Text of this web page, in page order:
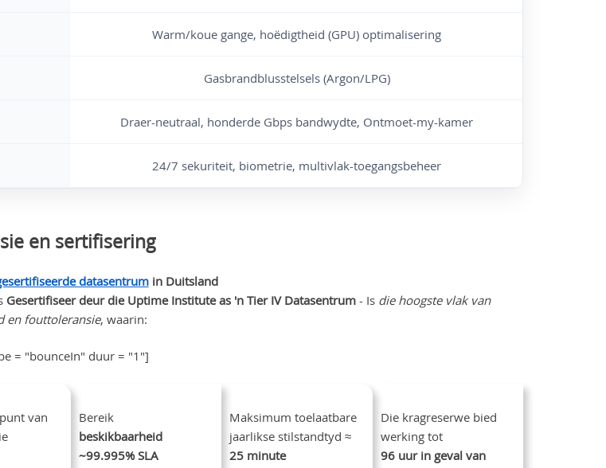
Warm/koue gange, hoëdigtheid (GPU) optimalisering
Gasbrandblusstelsels (Argon/LPG)
Draer-neutraal, honderde Gbps bandwydte, Ontmoet-my-kamer
24/7 sekuriteit, biometrie, multivlak-toegangsbeheer
en sertifisering
datasentrumin Duitsland
Gesertifiseer deur die Uptime Institute as 'n Tier IV Datasentrum- Is die hoogste vlak van
en fouttoleransie, waarin:
= "bounceIn" duur = "1"]
van
Bereik
beskikbaarheid
~99.995% SLA
Maksimum toelaatbare
jaarlikse stilstandtyd ≈
25 minute
Die kragreserwe bied
werking tot
96 uur in geval van